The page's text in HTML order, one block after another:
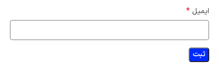
ایمیل *